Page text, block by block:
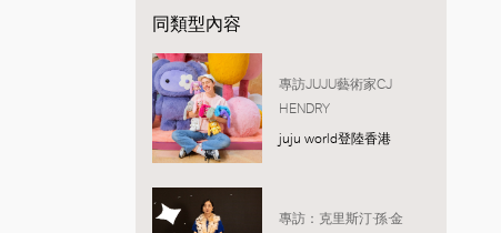
同類型內容
專訪JUJU藝術家CJ
HENDRY
juju world登陸香港
專訪：克里斯汀·孫·金